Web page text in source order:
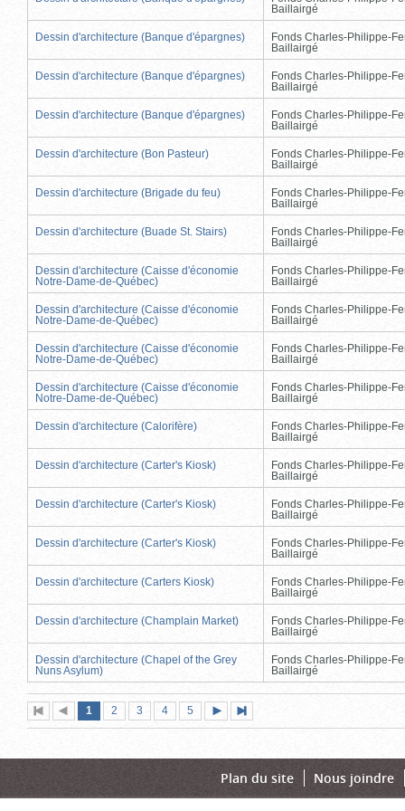
Baillairgé
Dessin d'architecture (Banque d'épargnes)
Fonds Charles-Philippe-
Baillairgé
Dessin d'architecture (Banque d'épargnes)
Fonds Charles-Philippe-
Baillairgé
Dessin d'architecture (Banque d'épargnes)
Fonds Charles-Philippe-
Baillairgé
Dessin d'architecture (Bon Pasteur)
Fonds Charles-Philippe-
Baillairgé
Dessin d'architecture (Brigade du feu)
Fonds Charles-Philippe-
Baillairgé
Dessin d'architecture (Buade St. Stairs)
Fonds Charles-Philippe-
Baillairgé
Dessin d'architecture (Caisse d'économie
Notre-Dame-de-Québec)
Fonds Charles-Philippe-
Baillairgé
Dessin d'architecture (Caisse d'économie
Notre-Dame-de-Québec)
Fonds Charles-Philippe-
Baillairgé
Dessin d'architecture (Caisse d'économie
Notre-Dame-de-Québec)
Fonds Charles-Philippe-
Baillairgé
Dessin d'architecture (Caisse d'économie
Notre-Dame-de-Québec)
Fonds Charles-Philippe-
Baillairgé
Dessin d'architecture (Calorifère)
Fonds Charles-Philippe-
Baillairgé
Dessin d'architecture (Carter's Kiosk)
Fonds Charles-Philippe-
Baillairgé
Dessin d'architecture (Carter's Kiosk)
Fonds Charles-Philippe-
Baillairgé
Dessin d'architecture (Carter's Kiosk)
Fonds Charles-Philippe-
Baillairgé
Dessin d'architecture (Carters Kiosk)
Fonds Charles-Philippe-
Baillairgé
Dessin d'architecture (Champlain Market)
Fonds Charles-Philippe-
Baillairgé
Dessin d'architecture (Chapel of the Grey
Nuns Asylum)
Fonds Charles-Philippe-
Baillairgé
Première
page
Page
précédente
Page
1 (page
actuelle)
Page
2 Page
3 Page
4 Page
5
suivante
page
Plan du site Nous joindre